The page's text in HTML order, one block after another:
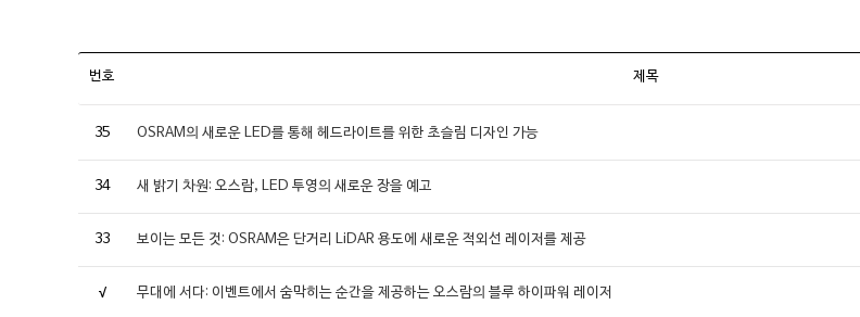
번호 제목
35 OSRAM의 새로운 LED를 통해 헤드라이트를 위한 초슬림 디자인 가능
34 새 밝기 차원: 오스람, LED 투영의 새로운 장을 예고
33 보이는 모든 것: OSRAM은 단거리 LiDAR 용도에 새로운 적외선 레이저를 제공
√ 무대에 서다: 이벤트에서 숨막히는 순간을 제공하는 오스람의 블루 하이파워 레이저